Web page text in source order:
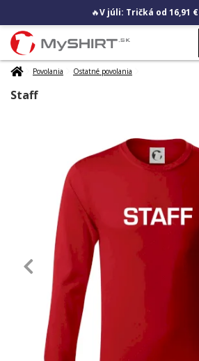
🔥V júli: Tričká od 16,91 €
Povolania Ostatné povolania
Staff